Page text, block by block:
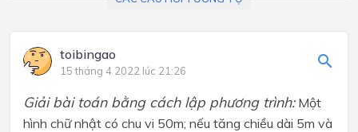
toibingao
15 tháng 4 2022 lúc 21:26
Giải bài toán bằng cách lập phương trình:Một
hình chữ nhật có chu vi 50m; nếu tăng chiều dài 5m và